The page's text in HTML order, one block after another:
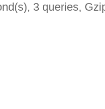
3 queries,